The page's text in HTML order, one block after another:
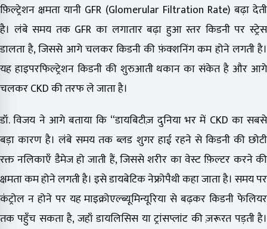
फ़िल्ट्रेशन क्षमता यानी GFR (Glomerular Filtration Rate) बढ़ा देती
है। लंबे समय तक GFR का लगातार बढ़ा हुआ स्तर किडनी पर स्ट्रेस
डालता है, जिससे आगे चलकर किडनी की फ़ंक्शनिंग कम होने लगती है।
यह हाइपरफिल्ट्रेशन किडनी की शुरुआती थकान का संकेत है और आगे
चलकर CKD की तरफ ले जाता है।
डॉ. विजय ने आगे बताया कि “डायबिटीज़ दुनिया भर में CKD का सबसे
बड़ा कारण है। लंबे समय तक ब्लड शुगर हाई रहने से किडनी की छोटी
रक्त नलिकाएँ डैमेज हो जाती हैं, जिससे शरीर का वेस्ट फ़िल्टर करने की
क्षमता कम होने लगती है। इसे डायबेटिक नेफ्रोपैथी कहा जाता है। समय पर
कंट्रोल न होने पर यह माइक्रोएल्ब्यूमिन्यूरिया से बढ़कर किडनी फेलियर
तक पहुँच सकता है, जहाँ डायलिसिस या ट्रांसप्लांट की ज़रूरत पड़ती है।